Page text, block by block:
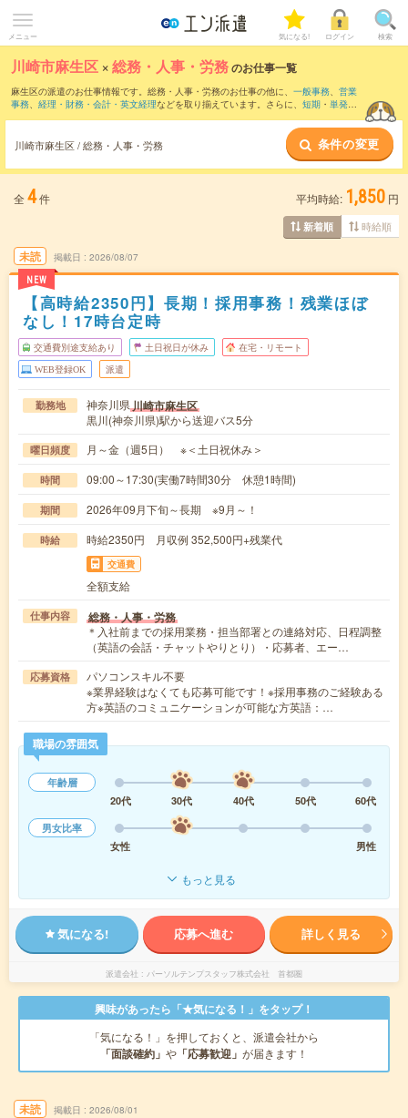
メニュー 気になる! ログイン 検索
川崎市麻生区 ×総務・人事・労務のお仕事一覧
麻生区の派遣のお仕事情報です。総務・人事・労務のお仕事の他に、 一般事務、 営業
事務、 経理・財務・会計・英文経理などを取り揃えています。さらに、 短期 ・ 単発な
川崎市麻生区 / 総務・人事・労務 条件の変更
全 4件 平均時給: 1,850 円
新着順 時給順
未読
NEW
掲載日 2026/08/07
【高時給2350円】長期！採用事務！残業ほぼ
なし！17時台定時
交通費別途支給あり 土日祝日が休み 在宅・リモート
WEB登録OK 派遣
勤務地 神奈川県川崎市麻生区
黒川(神奈川県)駅から送迎バス5分
曜日頻度 月～金（週5日） ※＜土日祝休み＞
時間 09:00～17:30(実働7時間30分 休憩1時間)
期間 2026年09月下旬～長期 ※9月～！
時給 時給2350円 月収例 352,500円+残業代
交通費
全額支給
仕事内容 総務・人事・労務
＊入社前までの採用業務・担当部署との連絡対応、日程調整
（英語の会話・チャットやりとり）・応募者、エー…
応募資格
パソコンスキル不要
※業界経験はなくても応募可能です！※採用事務のご経験ある
方※英語のコミュニケーションが可能な方英語：…
職場の雰囲気
年齢層
20代
30代 40代 50代
60代
男女比率
女性
男性
もっと見る
気になる! 応募へ進む 詳しく見る
派遣会社 パーソルテンプスタッフ株式会社 首都圏
興味があったら「★気になる！」をタップ！
「気になる！」を押しておくと、派遣会社から
「面談確約」 や 「応募歓迎」 が届きます！
未読 掲載日 2026/08/01